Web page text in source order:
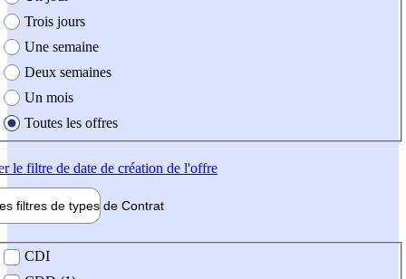
Trois jours
Une semaine
Deux semaines
Un mois
Toutes les offres
le filtre de date de création de l'offre
filtres de types de Contrat
contrat
CDI